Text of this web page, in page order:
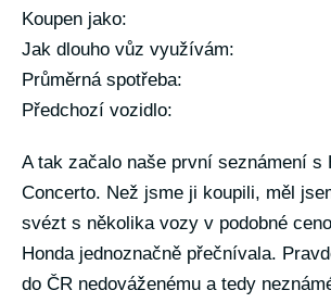
Koupen jako:
Jak dlouho vůz využívám:
Průměrná spotřeba:
Předchozí vozidlo:
A tak začalo naše první seznámení s
Concerto. Než jsme ji koupili, měl
svézt s několika vozy v podobné
Honda jednoznačně přečnívala.
do ČR nedováženému a tedy